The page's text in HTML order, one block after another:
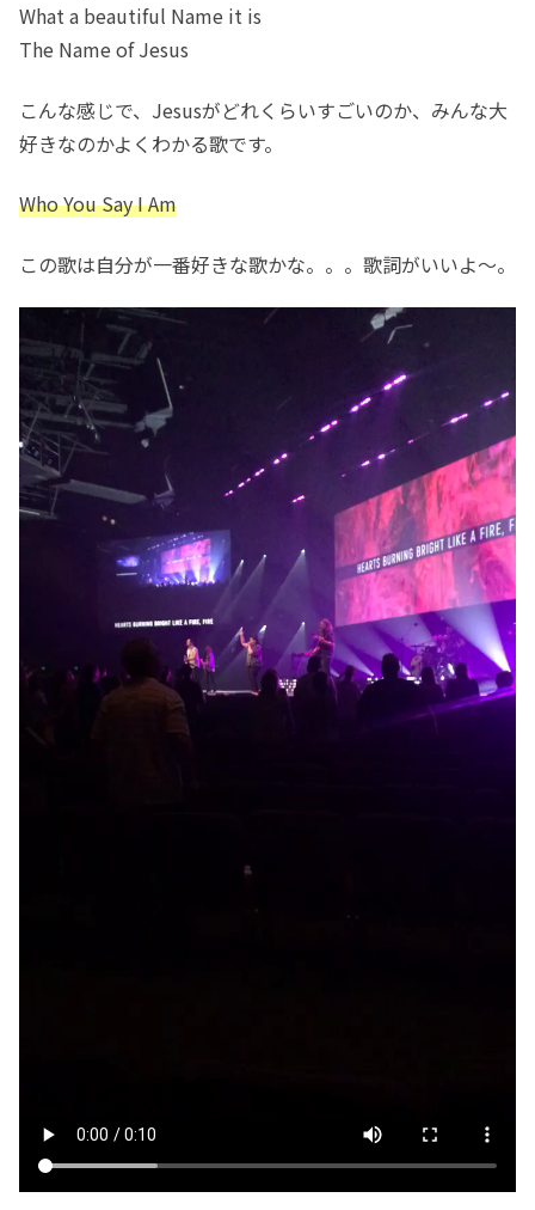
What a beautiful Name it is
The Name of Jesus
こんな感じで、Jesusがどれくらいすごいのか、みんな大
好きなのかよくわかる歌です。
Who You Say I Am
この歌は自分が一番好きな歌かな。。。歌詞がいいよ〜。